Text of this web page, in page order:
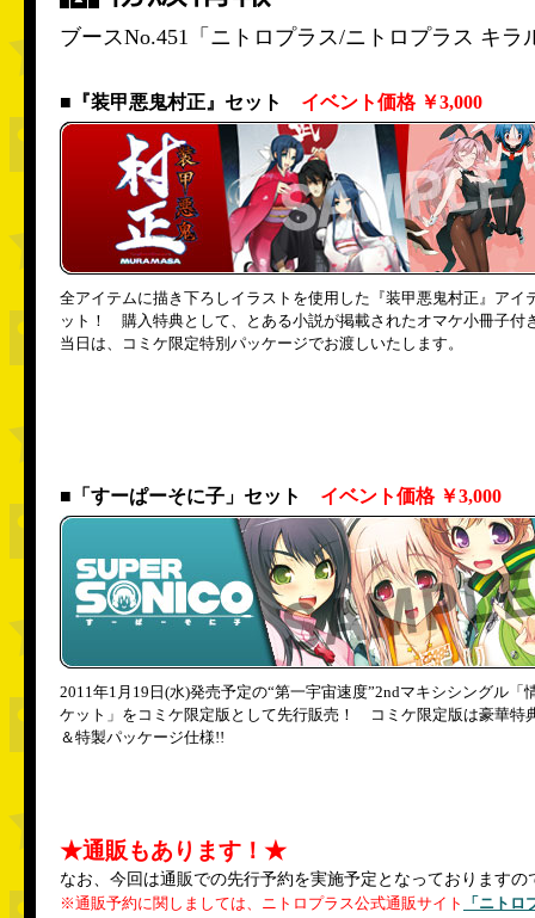
ブースNo.451「ニトロプラス/ニトロプラス キ
■『装甲悪鬼村正』セット イベント価格 ￥3,000
全アイテムに描き下ろしイラストを使用した『装甲悪鬼村正』アイ
ット！ 購入特典として、とある小説が掲載されたオマケ小冊子
当日は、コミケ限定特別パッケージでお渡しいたします。
■「すーぱーそに子」セット イベント価格 ￥3,000
2011年1月19日(水)発売予定の“第一宇宙速度”2ndマキシシングル「
ケット」をコミケ限定版として先行販売！ コミケ限定版は豪華特
＆特製パッケージ仕様!!
★通販もあります！★
なお、今回は通販での先行予約を実施予定となっております
※通販予約に関しましては、ニトロプラス公式通販サイト
「ニトロ